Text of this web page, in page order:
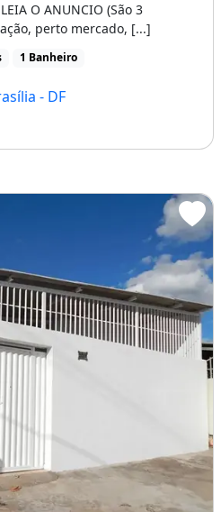
O ANUNCIO (São 3
perto mercado, [...]
1 Banheiro
- DF